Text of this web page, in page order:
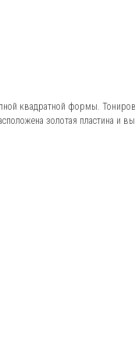
квадратной формы.
золотая пластина и